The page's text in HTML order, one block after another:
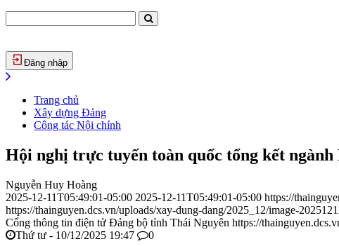
Đăng nhập
Trang chủ
Xây dựng Đảng
Công tác Nội chính
Hội nghị trực tuyến toàn quốc tổng kết
Nguyễn Huy Hoàng
2025-12-11T05:49:01-05:00 2025-12-11T05:49:01-05:00 https://
https://thainguyen.dcs.vn/uploads/xay-dung-dang/2025_12/image-
Cổng thông tin điện tử Đảng bộ tỉnh Thái Nguyên https://
Thứ tư - 10/12/2025 19:47
0